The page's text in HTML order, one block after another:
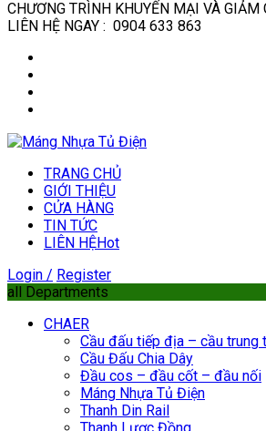
CHƯƠNG TRÌNH KHUYẾN MẠI VÀ
LIÊN HỆ NGAY : 0904 633 863
TRANG CHỦ
GIỚI THIỆU
CỬA HÀNG
TIN TỨC
LIÊN HỆHot
Login / Register
all Departments
CHAER
Cầu đấu tiếp địa – cầu trung
Cầu Đấu Chia Dây
Đầu cos – đầu cốt – đầu nối
Máng Nhựa Tủ Điện
Thanh Din Rail
Thanh Lược Đồng